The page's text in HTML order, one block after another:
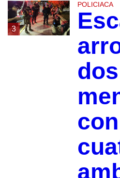
3
POLICIACA
dos